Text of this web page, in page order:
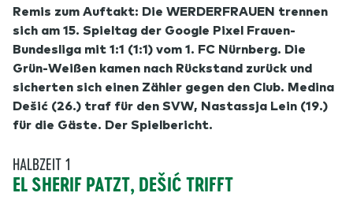
Remis zum Auftakt: Die WERDERFRAUEN trennen
sich am 15. Spieltag der Google Pixel Frauen-
Bundesliga mit 1:1 (1:1) vom 1. FC Nürnberg. Die
Grün-Weißen kamen nach Rückstand zurück und
sicherten sich einen Zähler gegen den Club. Medina
Dešić (26.) traf für den SVW, Nastassja Lein (19.)
für die Gäste. Der Spielbericht.
HALBZEIT 1
EL SHERIF PATZT, DEŠIĆ TRIFFT